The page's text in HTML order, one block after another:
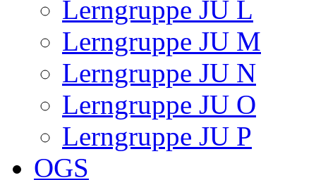
Lerngruppe JU L
Lerngruppe JU M
Lerngruppe JU N
Lerngruppe JU O
Lerngruppe JU P
OGS